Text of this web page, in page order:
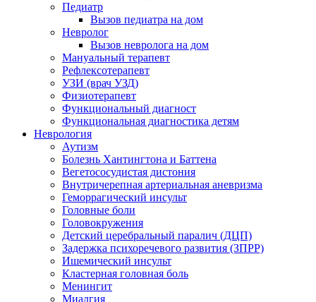
Педиатр
Вызов педиатра на дом
Невролог
Вызов невролога на дом
Мануальный терапевт
Рефлексотерапевт
УЗИ (врач УЗД)
Физиотерапевт
Функциональный диагност
Функциональная диагностика детям
Неврология
Аутизм
Болезнь Хантингтона и Баттена
Вегетососудистая дистония
Внутричерепная артериальная аневризма
Геморрагический инсульт
Головные боли
Головокружения
Детский церебральный паралич (ДЦП)
Задержка психоречевого развития (ЗПРР)
Ишемический инсульт
Кластерная головная боль
Менингит
Миалгия